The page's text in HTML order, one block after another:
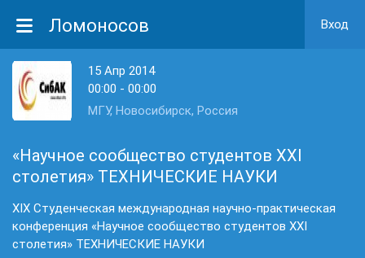
Ломоносов Вход
15 Апр 2014
00:00 - 00:00
МГУ, Новосибирск, Россия
«Научное сообщество студентов XXI
столетия» ТЕХНИЧЕСКИЕ НАУКИ
XIX Студенческая международная научно-практическая
конференция «Научное сообщество студентов XXI
столетия» ТЕХНИЧЕСКИЕ НАУКИ